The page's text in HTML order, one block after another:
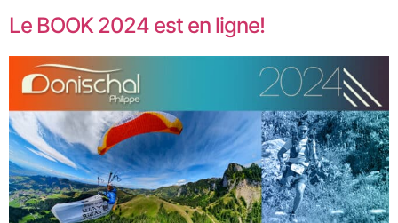
Le BOOK 2024 est en ligne!